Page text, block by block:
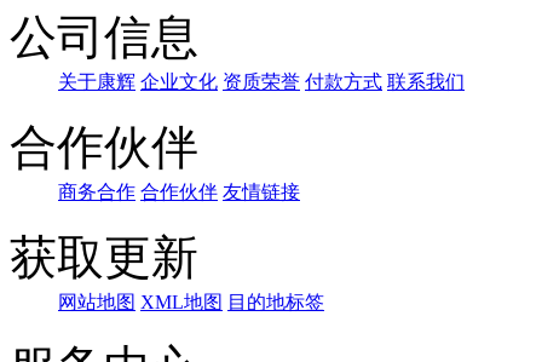
公司信息
关于康辉 企业文化 资质荣誉 付款方式 联系我们
合作伙伴
商务合作 合作伙伴 友情链接
获取更新
网站地图 XML地图 目的地标签